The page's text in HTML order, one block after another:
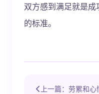
双方感到满足就是
的标准。
上一篇：劳累和